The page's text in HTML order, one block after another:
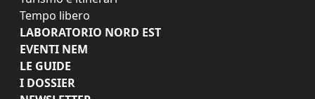
Tempo libero
LABORATORIO NORD EST
EVENTI NEM
LE GUIDE
I DOSSIER